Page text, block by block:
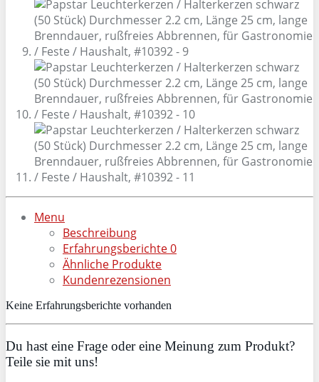
Menu
Beschreibung
Erfahrungsberichte0
Ähnliche Produkte
Kundenrezensionen
Keine Erfahrungsberichte vorhanden
Du hast eine Frage oder eine Meinung zum Produkt?
Teile sie mit uns!